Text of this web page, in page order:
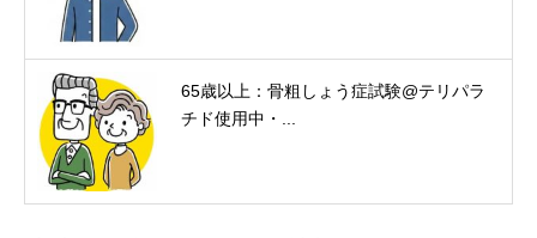
65歳以上：骨粗しょう症試験@テリパラ
チド使用中・...